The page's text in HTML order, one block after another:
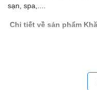
sạn, spa,....
Chi tiết về sản phẩm
- Kiếu dệt: sợi dài 32/2